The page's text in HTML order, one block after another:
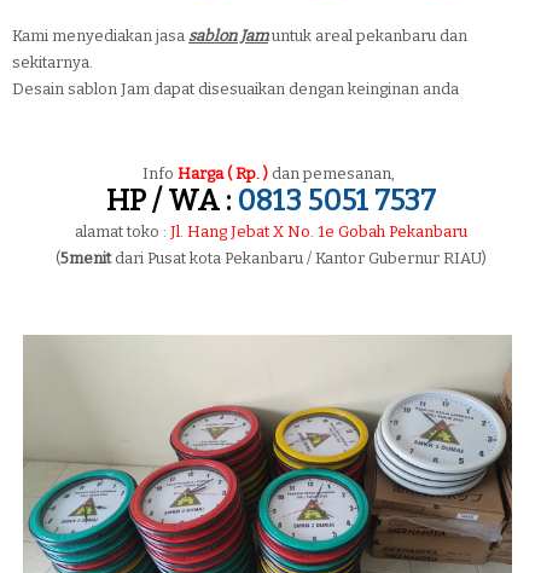
Kami menyediakan jasa sablon Jamuntuk areal pekanbaru dan
sekitarnya.
Desain sablon Jam dapat disesuaikan dengan keinginan anda
Info Harga ( Rp. ) dan pemesanan,
HP / WA : 0813 5051 7537
alamat toko : Jl. Hang Jebat X No. 1e Gobah Pekanbaru
(5menitdari Pusat kota Pekanbaru / Kantor Gubernur RIAU)